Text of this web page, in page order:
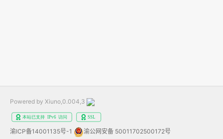
Powered by Xiuno,0.004,3
渝ICP备14001135号-1 渝公网安备 50011702500172号